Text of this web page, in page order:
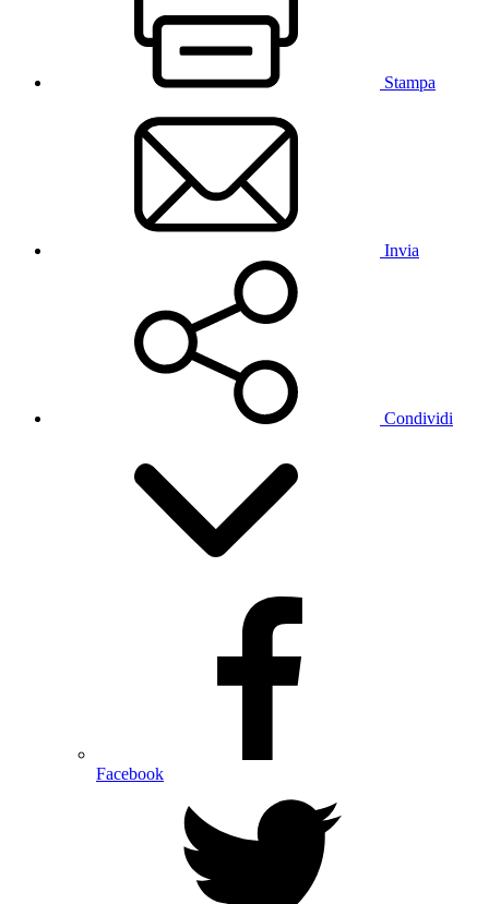
Stampa
Invia
Condividi
Facebook